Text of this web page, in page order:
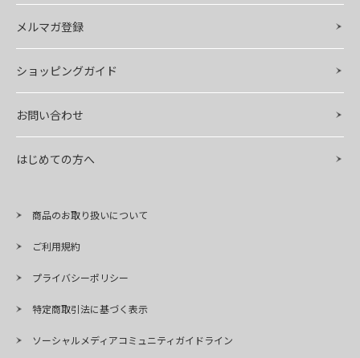
メルマガ登録
ショッピングガイド
お問い合わせ
はじめての方へ
商品のお取り扱いについて
ご利用規約
プライバシーポリシー
特定商取引法に基づく表示
ソーシャルメディアコミュニティガイドライン